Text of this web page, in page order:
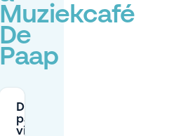
Muziekcafé
De
Paap
Dove posso
parcheggiare
vicino al